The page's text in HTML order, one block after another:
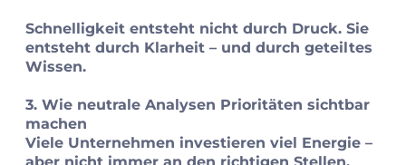
Schnelligkeit entsteht nicht durch Druck. Sie
entsteht durch Klarheit – und durch geteiltes
Wissen.
3. Wie neutrale Analysen Prioritäten sichtbar
machen
Viele Unternehmen investieren viel Energie –